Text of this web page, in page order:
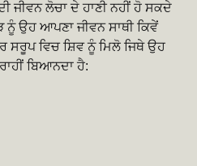
ਜੀਵਨ ਲੋਚਾ ਦੇ ਹਾਣੀ ਨਹੀਂ ਹੋ ਸਕਦੇ
ਨੂੰ ਉਹ ਆਪਣਾ ਜੀਵਨ ਸਾਥੀ ਕਿਵੇਂ
ਸਰੂਪ ਵਿਚ ਸ਼ਿਵ ਨੂੰ ਮਿਲੋ ਜਿਥੇ ਉਹ
ਬਿਆਨਦਾ ਹੈ: